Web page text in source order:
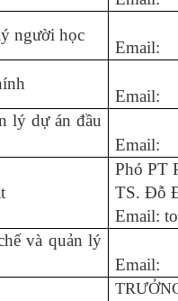
người học
Email:
Email:
lý dự án đầu
Email:
Phó PT
TS. Đỗ
Email:
và quản lý
Email: